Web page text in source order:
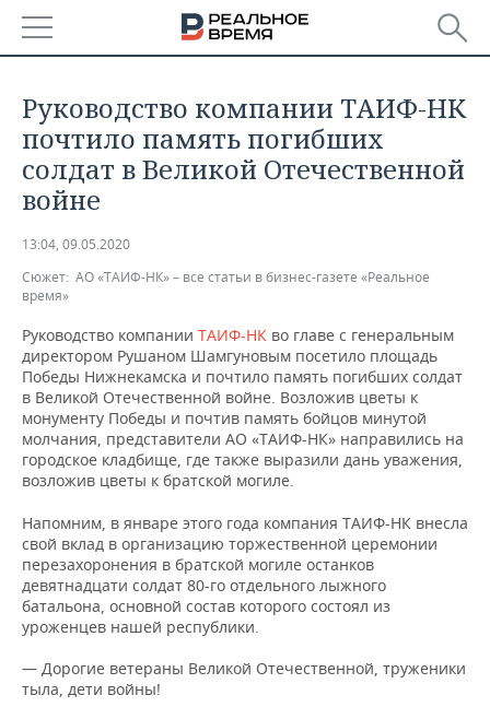
БАШКОРТОСТАН
ТАТАРСТАН
НОВОСТИ
АНАЛИТИКА
ДЕКЛАРАЦИИ О ДОХОДАХ
КОРОЛИ ГОСЗАКАЗА ПФО
ВУЗЫ ТАТАРСТАНА
КОМУ ПРИНАДЛЕЖАТ
ТОРГОВЫЕ ЦЕНТРЫ
ТАТАРСТАНА
НОВОСТИ ЭКОНОМИКИ
ФИНАНСЫ
БАНКИ
БЮДЖЕТ
ИНВЕСТИЦИИ
ПРОМЫШЛЕННОСТЬ
НОВОСТИ
ПРОМЫШЛЕННОСТИ
АГРОПРОМ
МАШИНОСТРОЕНИЕ
НЕФТЬ
ОПК
НЕДВИЖИМОСТЬ
НОВОСТИ НЕДВИЖИМОСТИ
АВТО
НОВОСТИ АВТО
БИЗНЕС
НОВОСТИ БИЗНЕСА
РОЗНИЧНАЯ ТОРГОВЛЯ
ТРАНСПОРТ
УСЛУГИ
ТЕХНОЛОГИИ
НОВОСТИ ТЕХНОЛОГИЙ
IT
МЕДИА
ТЕЛЕКОММУНИКАЦИИ
МЕРОПРИЯТИЯ
НОВОСТИ МЕРОПРИЯТИЙ
ВЫЕЗДНАЯ РЕДАКЦИЯ
БИЗНЕС-БРАНЧИ
СПОРТ
НОВОСТИ СПОРТА
ФУТБОЛ
ОБЩЕСТВО
НОВОСТИ ОБЩЕСТВА
ФОТОГАЛЕРЕЯ
Руководство компании ТАИФ-НК
почтило память погибших
солдат в Великой Отечественной
войне
13:04, 09.05.2020
Сюжет: АО «ТАИФ-НК» – все статьи в бизнес-газете «Реальное
время»
Руководство компании ТАИФ-НК во главе с генеральным
директором Рушаном Шамгуновым посетило площадь
Победы Нижнекамска и почтило память погибших солдат
в Великой Отечественной войне. Возложив цветы к
монументу Победы и почтив память бойцов минутой
молчания, представители АО «ТАИФ-НК» направились на
городское кладбище, где также выразили дань уважения,
возложив цветы к братской могиле.
Напомним, в январе этого года компания ТАИФ-НК внесла
свой вклад в организацию торжественной церемонии
перезахоронения в братской могиле останков
девятнадцати солдат 80-го отдельного лыжного
батальона, основной состав которого состоял из
уроженцев нашей республики.
— Дорогие ветераны Великой Отечественной, труженики
тыла, дети войны!